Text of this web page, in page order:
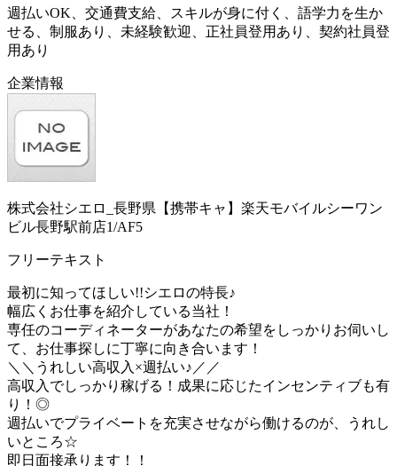
週払いOK、交通費支給、スキルが身に付く、語学力を生か
せる、制服あり、未経験歓迎、正社員登用あり、契約社員登
用あり
企業情報
株式会社シエロ_長野県【携帯キャ】楽天モバイルシーワン
ビル長野駅前店1/AF5
フリーテキスト
最初に知ってほしい!!シエロの特長♪
幅広くお仕事を紹介している当社！
専任のコーディネーターがあなたの希望をしっかりお伺いし
て、お仕事探しに丁寧に向き合います！
＼＼うれしい高収入×週払い♪／／
高収入でしっかり稼げる！成果に応じたインセンティブも有
り！◎
週払いでプライベートを充実させながら働けるのが、うれし
いところ☆
即日面接承ります！！